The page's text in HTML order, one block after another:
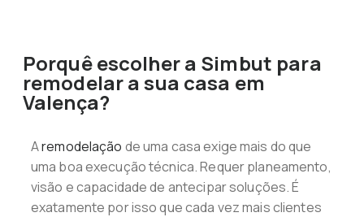
Porquê escolher a Simbut para
remodelar a sua casa em
Valença?
Aremodelação de uma casa exige mais do que
uma boa execução técnica. Requer planeamento,
visão e capacidade de antecipar soluções. É
exatamente por isso que cada vez mais clientes